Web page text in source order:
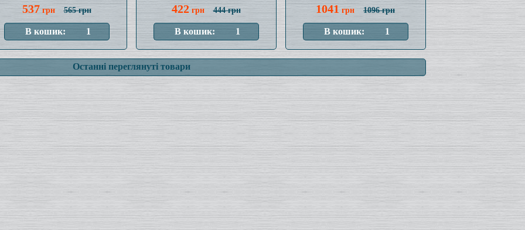
537грн 565 грн 422грн 444 грн 1041 грн 1096 грн
Останні переглянуті товари